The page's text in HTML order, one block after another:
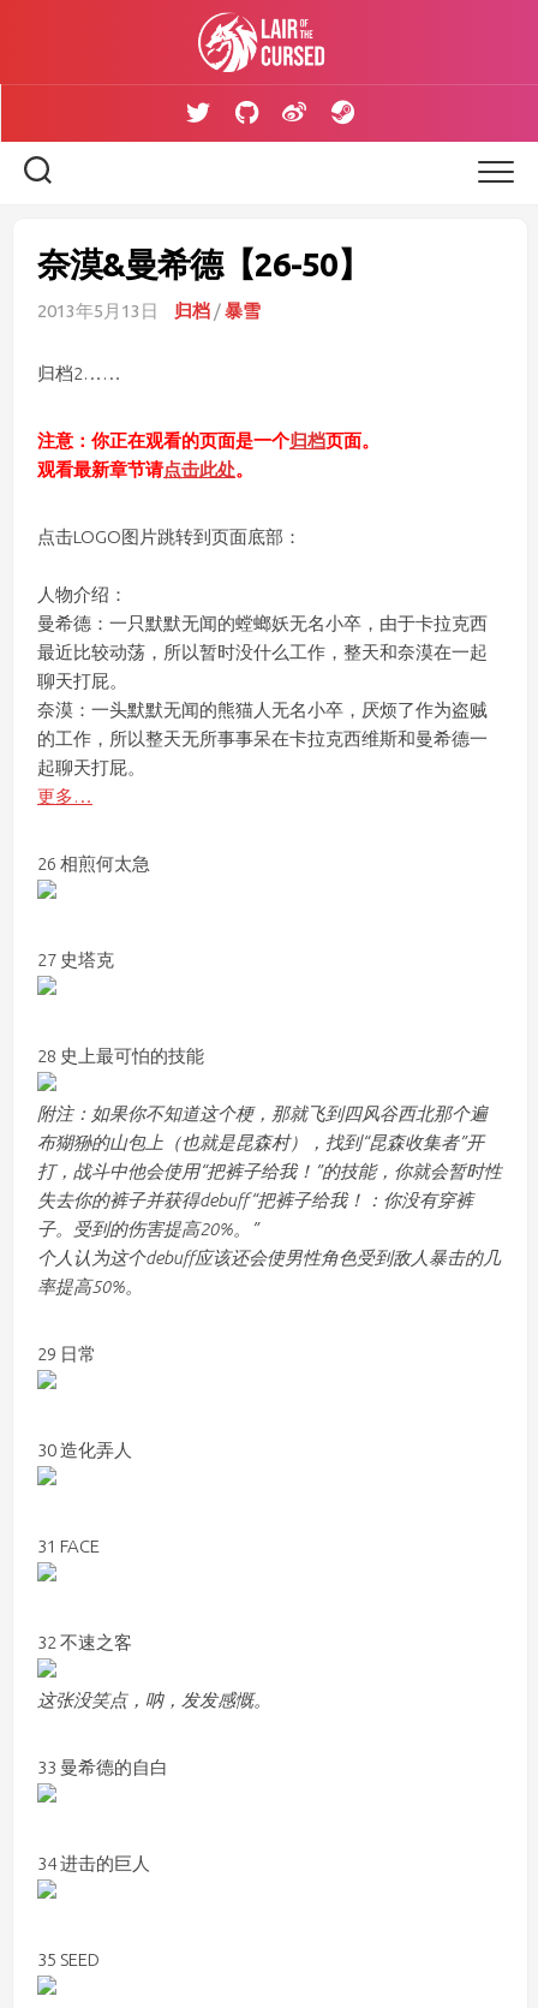
奈漠&曼希德【26-50】
2013年5月13日 归档 /暴雪
归档2……
注意：你正在观看的页面是一个归档页面。
观看最新章节请点击此处。
点击LOGO图片跳转到页面底部：
人物介绍：
曼希德：一只默默无闻的螳螂妖无名小卒，由于卡拉克西
最近比较动荡，所以暂时没什么工作，整天和奈漠在一起
聊天打屁。
奈漠：一头默默无闻的熊猫人无名小卒，厌烦了作为盗贼
的工作，所以整天无所事事呆在卡拉克西维斯和曼希德一
起聊天打屁。
更多…
26 相煎何太急
27 史塔克
28 史上最可怕的技能
附注：如果你不知道这个梗，那就飞到四风谷西北那个遍
布猢狲的山包上（也就是昆森村），找到“昆森收集者”开
打，战斗中他会使用“把裤子给我！”的技能，你就会暂时性
失去你的裤子并获得debuff“把裤子给我！：你没有穿裤
子。受到的伤害提高20%。”
个人认为这个debuff应该还会使男性角色受到敌人暴击的几
率提高50%。
29 日常
30 造化弄人
31 FACE
32 不速之客
这张没笑点，呐，发发感慨。
33 曼希德的自白
34 进击的巨人
35 SEED